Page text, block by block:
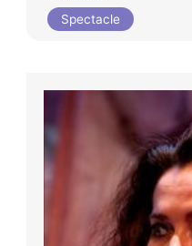
Spectacle